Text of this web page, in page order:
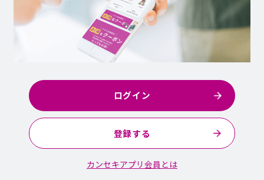
ログイン
登録する
カンセキアプリ会員とは